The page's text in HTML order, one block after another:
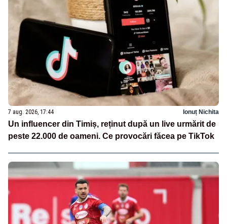
7 aug. 2026, 17:44 Ionuț Nichita
Un influencer din Timiș, reținut după un live urmărit de
peste 22.000 de oameni. Ce provocări făcea pe TikTok